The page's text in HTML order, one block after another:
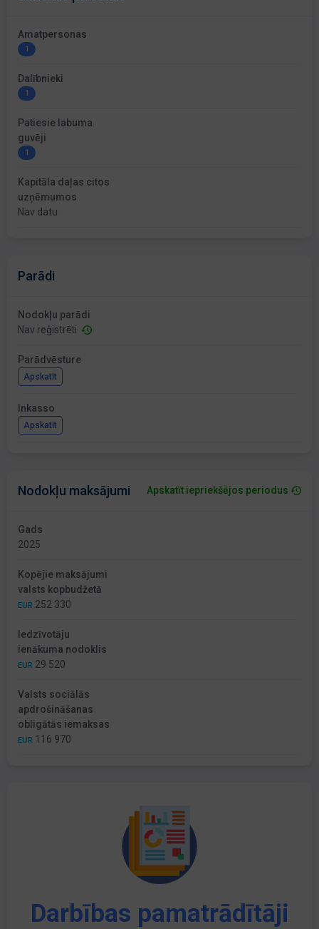
Amatpersonas
1
Dalībnieki
1
Patiesie labuma
guvēji
1
Kapitāla daļas citos
uzņēmumos
Nav datu
Parādi
Nodokļu parādi
Nav reģistrēti
Parādvēsture
Apskatīt
Inkasso
Apskatīt
Nodokļu maksājumi Apskatīt iepriekšējos periodus
Gads
2025
Kopējie maksājumi
valsts kopbudžetā
EUR 252 330
Iedzīvotāju
ienākuma nodoklis
EUR 29 520
Valsts sociālās
apdrošināšanas
obligātās iemaksas
EUR 116 970
Darbības pamatrādītāji